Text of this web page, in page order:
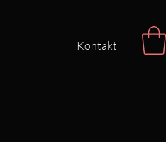
Kontakt